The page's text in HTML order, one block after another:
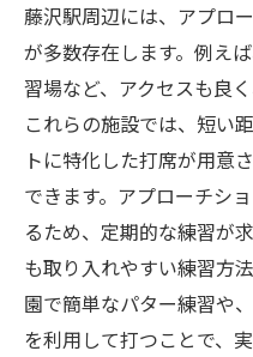
スコアメイクのカ
駅での実践的な練習法
藤沢駅でのマスタ
チ練習でスコアダウ
藤沢駅周辺には、アプロ
が多数存在します。例え
習場など、アクセスも良
これらの施設では、短い
トに特化した打席が用意
できます。アプローチシ
るため、定期的な練習が
も取り入れやすい練習方
園で簡単なパター練習や
を利用して打つことで、